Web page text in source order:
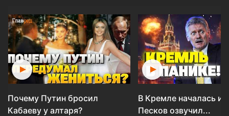
Почему Путин бросил
Кабаеву у алтаря?
В Кремле началась
Песков озвучил...